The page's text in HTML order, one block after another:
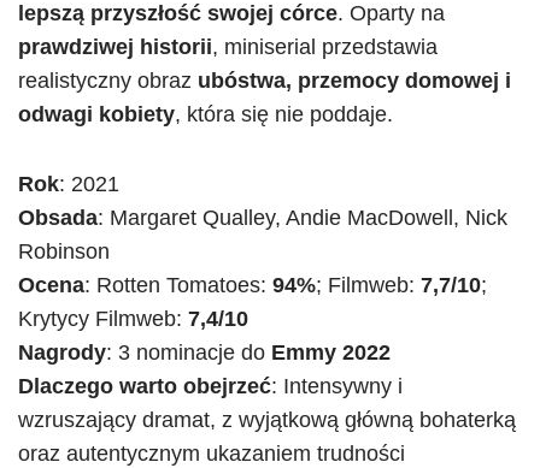
lepszą przyszłość swojej córce. Oparty na
prawdziwej historii, miniserial przedstawia
realistyczny obraz ubóstwa, przemocy domowej i
odwagi kobiety, która się nie poddaje.
Rok: 2021
Obsada: Margaret Qualley, Andie MacDowell, Nick
Robinson
Ocena: Rotten Tomatoes: 94%; Filmweb: 7,7/10;
Krytycy Filmweb: 7,4/10
Nagrody: 3 nominacje do Emmy 2022
Dlaczego warto obejrzeć: Intensywny i
wzruszający dramat, z wyjątkową główną bohaterką
oraz autentycznym ukazaniem trudności